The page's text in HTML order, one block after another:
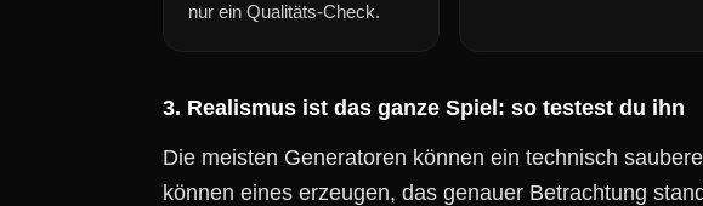
nur ein Qualitäts-Check.
3. Realismus ist das ganze Spiel: so testest du ihn
Die meisten Generatoren können ein technisch
können eines erzeugen, das genauer Betrachtung